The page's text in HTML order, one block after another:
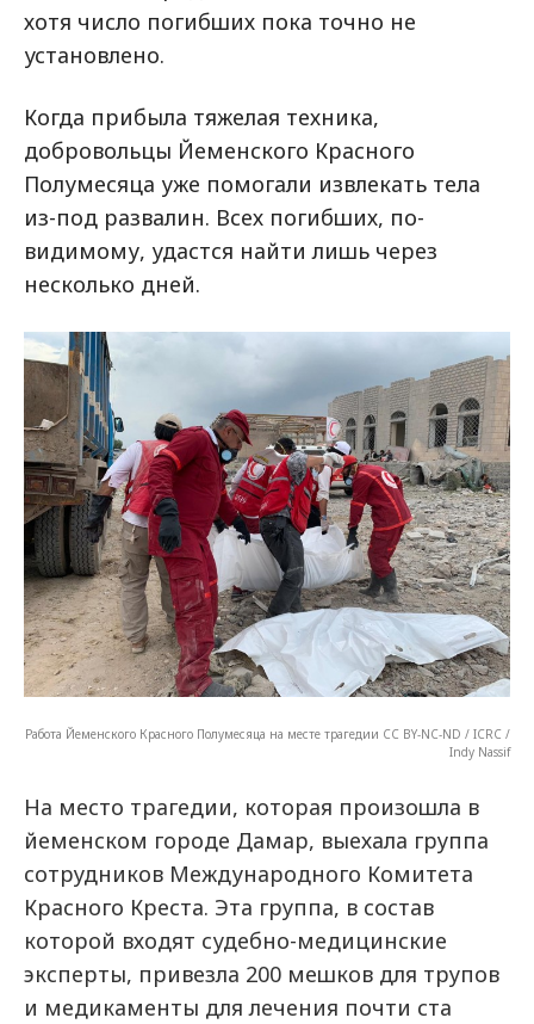
хотя число погибших пока точно не
установлено.
Когда прибыла тяжелая техника,
добровольцы Йеменского Красного
Полумесяца уже помогали извлекать тела
из-под развалин. Всех погибших, по-
видимому, удастся найти лишь через
несколько дней.
Работа Йеменского Красного Полумесяца на месте трагедии CC BY-NC-ND / ICRC /
Indy Nassif
На место трагедии, которая произошла в
йеменском городе Дамар, выехала группа
сотрудников Международного Комитета
Красного Креста. Эта группа, в состав
которой входят судебно-медицинские
эксперты, привезла 200 мешков для трупов
и медикаменты для лечения почти ста